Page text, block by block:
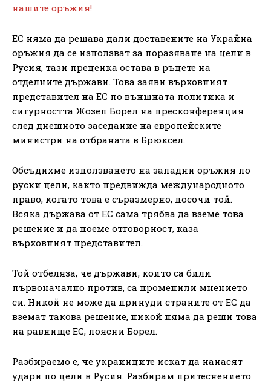
нашите оръжия!
ЕС няма да решава дали доставените на Украйна
оръжия да се използват за поразяване на цели в
Русия, тази преценка остава в ръцете на
отделните държави. Това заяви върховният
представител на ЕС по външната политика и
сигурността Жозеп Борел на пресконференция
след днешното заседание на европейските
министри на отбраната в Брюксел.
Обсъдихме използването на западни оръжия по
руски цели, както предвижда международното
право, когато това е съразмерно, посочи той.
Всяка държава от ЕС сама трябва да вземе това
решение и да поеме отговорност, каза
върховният представител.
Той отбеляза, че държави, които са били
първоначално против, са променили мнението
си. Никой не може да принуди страните от ЕС да
вземат такова решение, никой няма да реши това
на равнище ЕС, поясни Борел.
Разбираемо е, че украинците искат да нанасят
удари по цели в Русия. Разбирам притеснението